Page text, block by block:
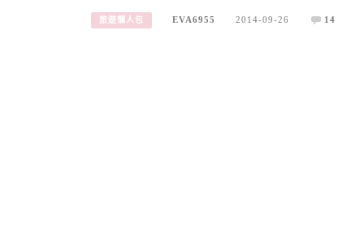
旅遊懶人包 EVA6955 2014-09-26 14